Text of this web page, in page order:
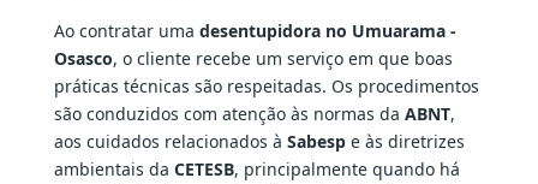
Ao contratar uma desentupidora no Umuarama -
Osasco, o cliente recebe um serviço em que boas
práticas técnicas são respeitadas. Os procedimentos
são conduzidos com atenção às normas da ABNT,
aos cuidados relacionados à Sabespe às diretrizes
ambientais da CETESB, principalmente quando há